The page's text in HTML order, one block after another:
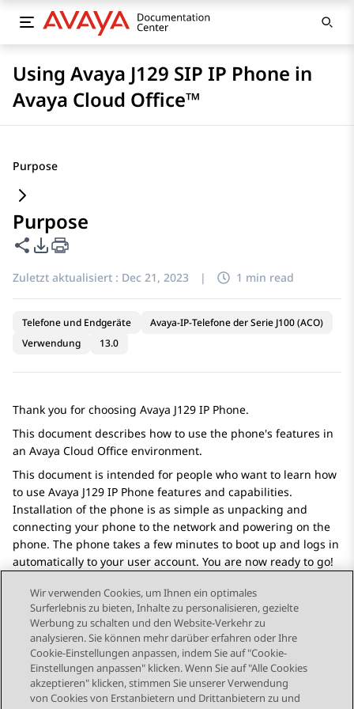
Using Avaya J129 SIP IP Phone in
Avaya Cloud Office™
Purpose
Purpose
Diese Seite teilen
PDF-Exportoptionen
Zuletzt aktualisiert : Dec 21, 2023 | 1 min read
Telefone und Endgeräte
Avaya-IP-Telefone der Serie J100 (ACO)
Verwendung
13.0
Thank you for choosing Avaya J129 IP Phone.
This document describes how to use the phone's features in
an Avaya Cloud Office environment.
This document is intended for people who want to learn how
to use Avaya J129 IP Phone features and capabilities.
Installation of the phone is as simple as unpacking and
connecting your phone to the network and powering on the
phone. The phone takes a few minutes to boot up and logs in
automatically to your user account. You are now ready to go!
Send Feedback
Wir verwenden Cookies, um Ihnen ein optimales
Surferlebnis zu bieten, Inhalte zu personalisieren, gezielte
Werbung zu schalten und den Website-Verkehr zu
analysieren. Sie können mehr darüber erfahren oder Ihre
Cookie-Einstellungen anpassen, indem Sie auf "Cookie-
Einstellungen anpassen" klicken. Wenn Sie auf "Alle Cookies
akzeptieren" klicken, stimmen Sie unserer Verwendung
von Cookies von Erstanbietern und Drittanbietern zu und